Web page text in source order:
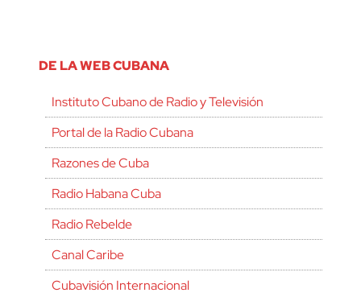
DE LA WEB CUBANA
Instituto Cubano de Radio y Televisión
Portal de la Radio Cubana
Razones de Cuba
Radio Habana Cuba
Radio Rebelde
Canal Caribe
Cubavisión Internacional